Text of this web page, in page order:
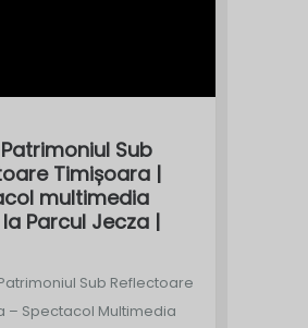
Sub
Timișoara |
multimedia
la Parcul Jecza |
Sub Reflectoare
– Spectacol Multimedia